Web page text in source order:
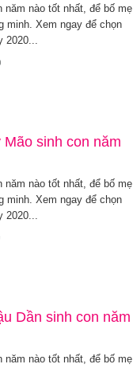
năm nào tốt nhất, để bố mẹ
minh. Xem ngay để chọn
2020...
sinh con năm
năm nào tốt nhất, để bố mẹ
minh. Xem ngay để chọn
2020...
Dần sinh con năm
năm nào tốt nhất, để bố mẹ